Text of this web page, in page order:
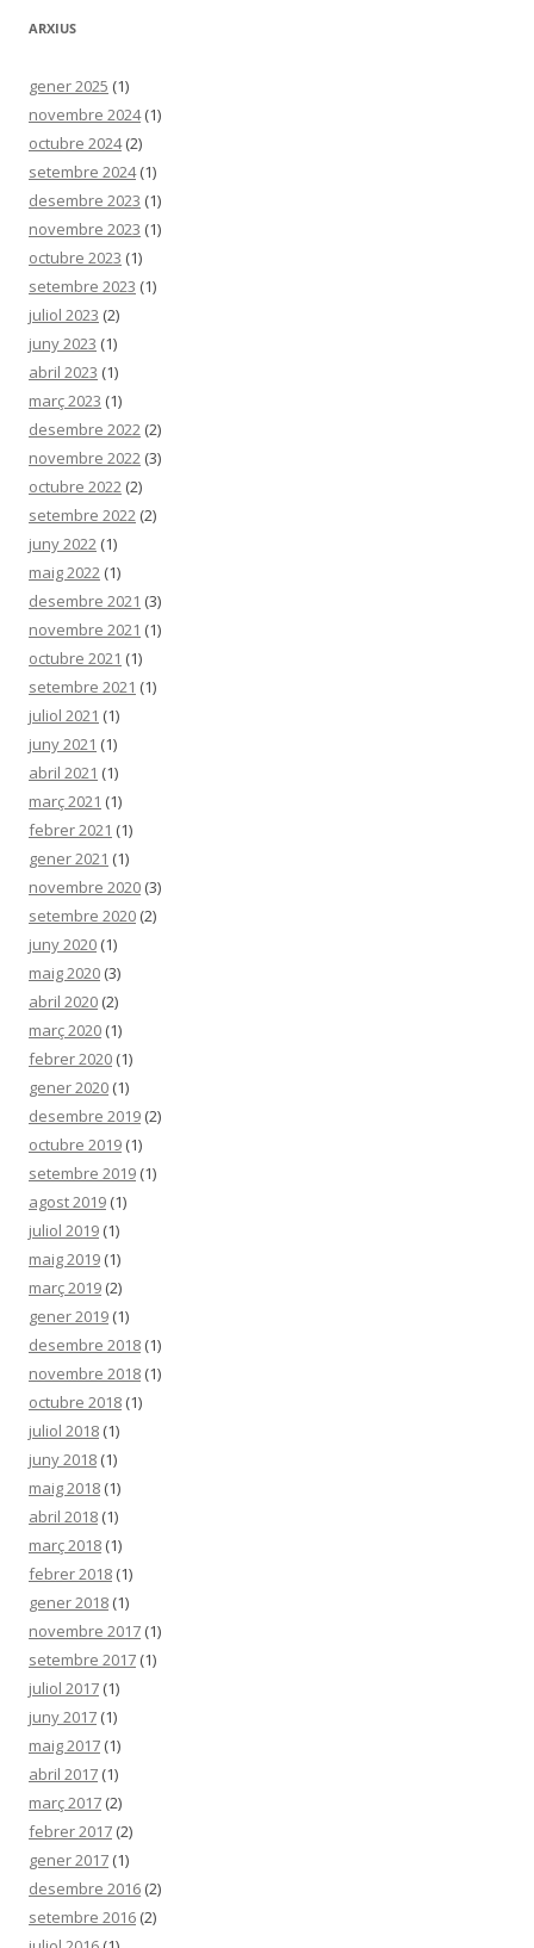
ARXIUS
gener 2025 (1)
novembre 2024(1)
octubre 2024(2)
setembre 2024(1)
desembre 2023 (1)
novembre 2023 (1)
octubre 2023 (1)
setembre 2023 (1)
juliol 2023 (2)
juny 2023 (1)
abril 2023 (1)
març 2023 (1)
desembre 2022 (2)
novembre 2022 (3)
octubre 2022 (2)
setembre 2022 (2)
juny 2022 (1)
maig 2022 (1)
desembre 2021 (3)
novembre 2021 (1)
octubre 2021 (1)
setembre 2021 (1)
juliol 2021 (1)
juny 2021 (1)
abril 2021 (1)
març 2021 (1)
febrer 2021 (1)
gener 2021 (1)
novembre 2020 (3)
setembre 2020 (2)
juny 2020 (1)
maig 2020 (3)
abril 2020 (2)
març 2020 (1)
febrer 2020 (1)
gener 2020 (1)
desembre 2019 (2)
octubre 2019 (1)
setembre 2019 (1)
agost 2019 (1)
juliol 2019 (1)
maig 2019 (1)
març 2019 (2)
gener 2019 (1)
desembre 2018 (1)
novembre 2018 (1)
octubre 2018 (1)
juliol 2018 (1)
juny 2018 (1)
maig 2018 (1)
abril 2018 (1)
març 2018 (1)
febrer 2018 (1)
gener 2018 (1)
novembre 2017 (1)
setembre 2017 (1)
juliol 2017 (1)
juny 2017 (1)
maig 2017 (1)
abril 2017 (1)
març 2017 (2)
febrer 2017 (2)
gener 2017 (1)
desembre 2016 (2)
setembre 2016 (2)